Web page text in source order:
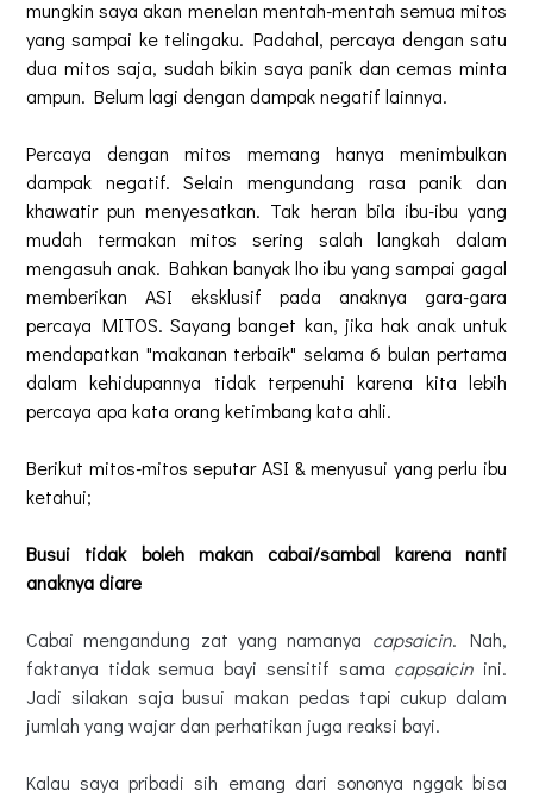
mungkin saya akan menelan mentah-mentah semua mitos
yang sampai ke telingaku. Padahal, percaya dengan satu
dua mitos saja, sudah bikin saya panik dan cemas minta
ampun. Belum lagi dengan dampak negatif lainnya.
Percaya dengan mitos memang hanya menimbulkan
dampak negatif. Selain mengundang rasa panik dan
khawatir pun menyesatkan. Tak heran bila ibu-ibu yang
mudah termakan mitos sering salah langkah dalam
mengasuh anak. Bahkan banyak lho ibu yang sampai gagal
memberikan ASI eksklusif pada anaknya gara-gara
percaya MITOS. Sayang banget kan, jika hak anak untuk
mendapatkan "makanan terbaik" selama 6 bulan pertama
dalam kehidupannya tidak terpenuhi karena kita lebih
percaya apa kata orang ketimbang kata ahli.
Berikut mitos-mitos seputar ASI & menyusui yang perlu ibu
ketahui;
Busui tidak boleh makan cabai/sambal karena nanti
anaknya diare
Cabai mengandung zat yang namanya capsaicin. Nah,
faktanya tidak semua bayi sensitif sama capsaicin ini.
Jadi silakan saja busui makan pedas tapi cukup dalam
jumlah yang wajar dan perhatikan juga reaksi bayi.
Kalau saya pribadi sih emang dari sononya nggak bisa